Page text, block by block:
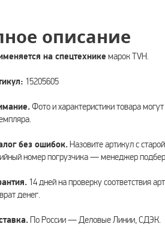
описание
на спецтехнике марок TVH.
15205605
Фото и характеристики товара
без ошибок.Назовите артикул с
номер погрузчика — менеджер
14 дней на проверку соответствия
денег.
По России — Деловые Линии, СДЭК.